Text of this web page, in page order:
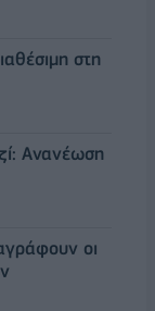
στη
Ανανέωση
οι